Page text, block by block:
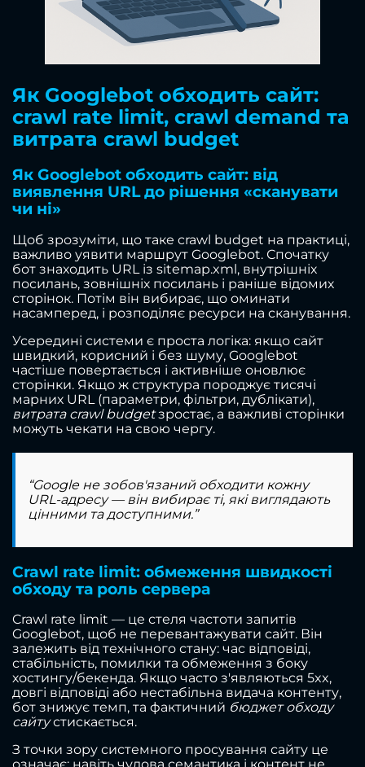
Як Googlebot обходить сайт:
crawl rate limit, crawl demand та
витрата crawl budget
Як Googlebot обходить сайт: від
виявлення URL до рішення «сканувати
чи ні»
Щоб зрозуміти, що таке crawl budget на практиці,
важливо уявити маршрут Googlebot. Спочатку
бот знаходить URL із sitemap.xml, внутрішніх
посилань, зовнішніх посилань і раніше відомих
сторінок. Потім він вибирає, що оминати
насамперед, і розподіляє ресурси на сканування.
Усередині системи є проста логіка: якщо сайт
швидкий, корисний і без шуму, Googlebot
частіше повертається і активніше оновлює
сторінки. Якщо ж структура породжує тисячі
марних URL (параметри, фільтри, дублікати),
витрата crawl budgetзростає, а важливі сторінки
можуть чекати на свою чергу.
“Google не зобов'язаний обходити кожну
URL-адресу — він вибирає ті, які виглядають
цінними та доступними.”
Crawl rate limit: обмеження швидкості
обходу та роль сервера
Crawl rate limit — це стеля частоти запитів
Googlebot, щоб не перевантажувати сайт. Він
залежить від технічного стану: час відповіді,
стабільність, помилки та обмеження з боку
хостингу/бекенда. Якщо часто з'являються 5xx,
довгі відповіді або нестабільна видача контенту,
бот знижує темп, та фактичний бюджет обходу
сайтустискається.
З точки зору системного просування сайту це